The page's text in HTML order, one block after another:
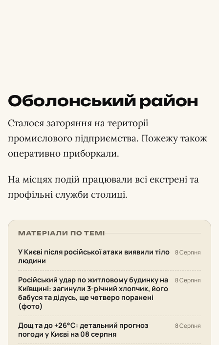
Оболонський район
Сталося загоряння на території
промислового підприємства. Пожежу також
оперативно приборкали.
На місцях подій працювали всі екстрені та
профільні служби столиці.
МАТЕРІАЛИ ПО ТЕМІ
У Києві після російської атаки виявили тіло
людини
8 Серпня
Російський удар по житловому будинку на
Київщині: загинули 3-річний хлопчик, його
бабуся та дідусь, ще четверо поранені
(фото)
8 Серпня
Дощ та до +26°С: детальний прогноз
погоди у Києві на 08 серпня
8 Серпня